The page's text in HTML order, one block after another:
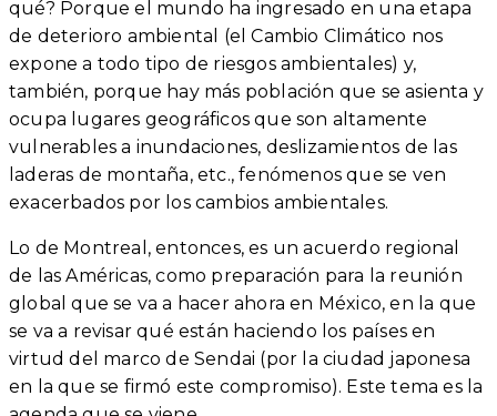
qué? Porque el mundo ha ingresado en una etapa
de deterioro ambiental (el Cambio Climático nos
expone a todo tipo de riesgos ambientales) y,
también, porque hay más población que se asienta y
ocupa lugares geográficos que son altamente
vulnerables a inundaciones, deslizamientos de las
laderas de montaña, etc., fenómenos que se ven
exacerbados por los cambios ambientales.
Lo de Montreal, entonces, es un acuerdo regional
de las Américas, como preparación para la reunión
global que se va a hacer ahora en México, en la que
se va a revisar qué están haciendo los países en
virtud del marco de Sendai (por la ciudad japonesa
en la que se firmó este compromiso). Este tema es la